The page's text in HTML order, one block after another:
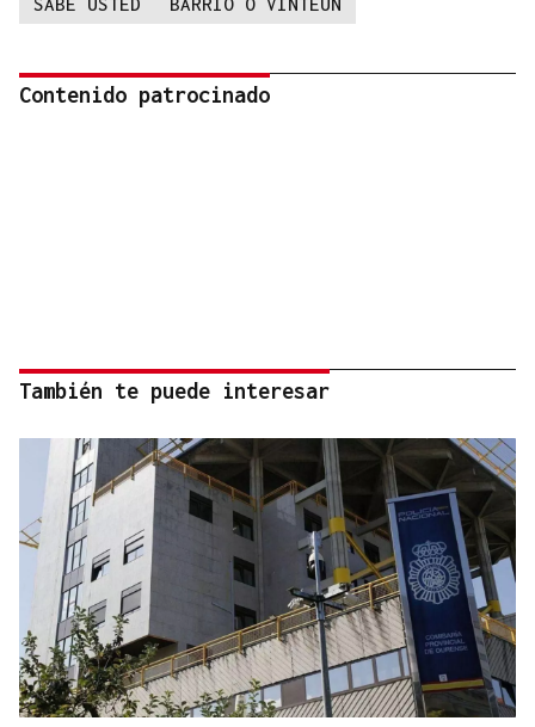
Contenido patrocinado
También te puede interesar